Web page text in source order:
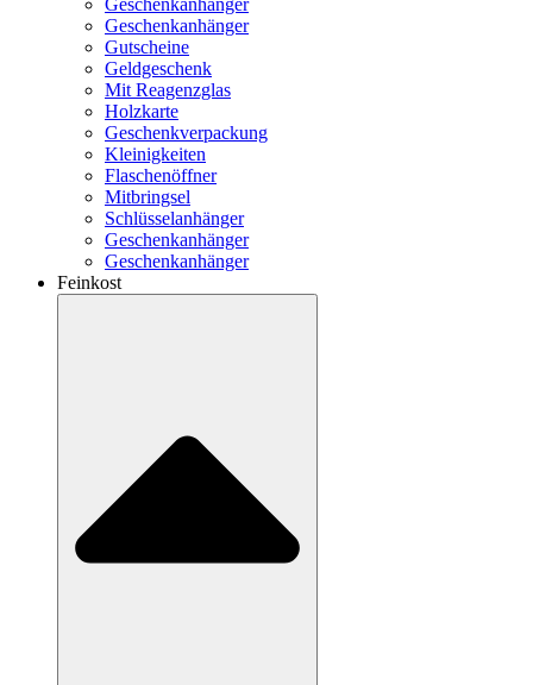
Geschenkanhänger
Geschenkanhänger
Gutscheine
Geldgeschenk
Mit Reagenzglas
Holzkarte
Geschenkverpackung
Kleinigkeiten
Flaschenöffner
Mitbringsel
Schlüsselanhänger
Geschenkanhänger
Geschenkanhänger
Feinkost